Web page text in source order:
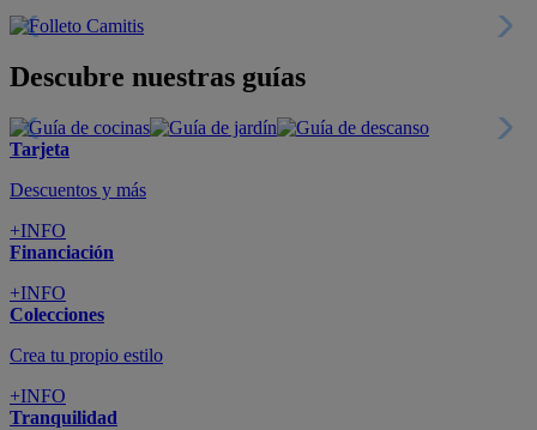
Descubre nuestras guías
Tarjeta
Descuentos y más
+INFO
Financiación
+INFO
Colecciones
Crea tu propio estilo
+INFO
Tranquilidad